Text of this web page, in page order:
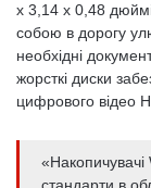
x 3,14 x 0,48
собою в дорогу
необхідні
жорсткі диски
цифрового відео